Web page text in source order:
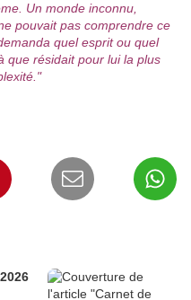
Un monde inconnu,
pouvait pas comprendre ce
quel esprit ou quel
que résidait pour lui la plus